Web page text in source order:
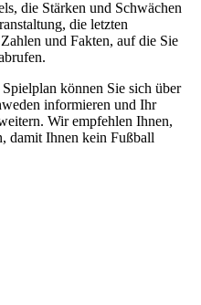
die Stärken und Schwächen
die letzten
und Fakten, auf die Sie
können Sie sich über
informieren und Ihr
Wir empfehlen Ihnen,
damit Ihnen kein Fußball